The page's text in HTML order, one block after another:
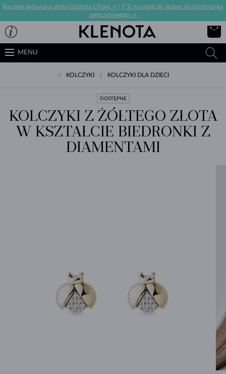
Ręcznie wykonana złota biżuteria z Pragi ->
7 % na obrączki ślubne do pierścionka
zaręczynowego ->
MENU
KOLCZYKI KOLCZYKI DLA DZIECI
DOSTĘPNE
KOLCZYKI Z ŻÓŁTEGO ZŁOTA
W KSZTAŁCIE BIEDRONKI Z
DIAMENTAMI